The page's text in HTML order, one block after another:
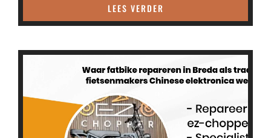
LEES VERDER